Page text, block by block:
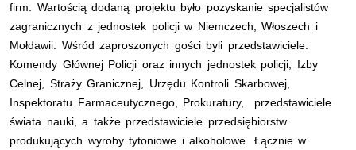
firm. Wartością dodaną projektu było pozyskanie specjalistów
zagranicznych z jednostek policji w Niemczech, Włoszech i
Mołdawii. Wśród zaproszonych gości byli przedstawiciele:
Komendy Głównej Policji oraz innych jednostek policji, Izby
Celnej, Straży Granicznej, Urzędu Kontroli Skarbowej,
Inspektoratu Farmaceutycznego, Prokuratury, przedstawiciele
świata nauki, a także przedstawiciele przedsiębiorstw
produkujących wyroby tytoniowe i alkoholowe. Łącznie w